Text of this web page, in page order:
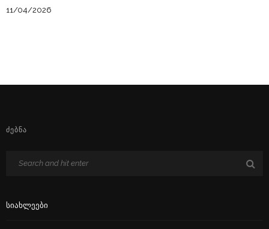
11/04/2026
ᲫᲔᲑᲜᲐ
Სიახლეები